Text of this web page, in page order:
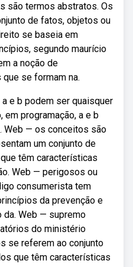
são termos abstratos. Os
de fatos, objetos ou
se baseia em
segundo maurício
a noção de
se formam na.
e b podem ser quaisquer
em programação, a e b
Web — os conceitos são
um conjunto de
têm características
Web — perigosos ou
consumerista tem
da prevenção e
da. Web — supremo
do ministério
se referem ao conjunto
que têm características